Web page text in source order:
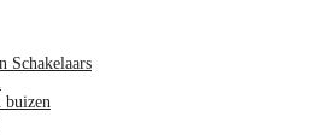
Schakelaars
buizen